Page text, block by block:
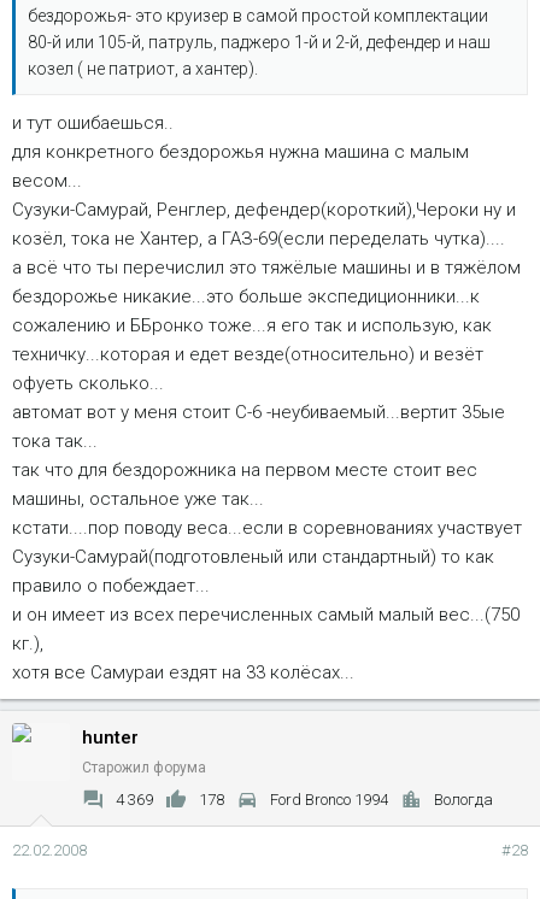
бездорожья- это круизер в самой простой комплектации
80-й или 105-й, патруль, паджеро 1-й и 2-й, дефендер и наш
козел ( не патриот, а хантер).
и тут ошибаешься..
для конкретного бездорожья нужна машина с малым
весом...
Сузуки-Самурай, Ренглер, дефендер(короткий),Чероки ну и
козёл, тока не Хантер, а ГАЗ-69(если переделать чутка)....
а всё что ты перечислил это тяжёлые машины и в тяжёлом
бездорожье никакие...это больше экспедиционники...к
сожалению и ББронко тоже...я его так и использую, как
техничку...которая и едет везде(относительно) и везёт
офуеть сколько...
автомат вот у меня стоит С-6 -неубиваемый...вертит 35ые
тока так...
так что для бездорожника на первом месте стоит вес
машины, остальное уже так...
кстати....пор поводу веса...если в соревнованиях участвует
Сузуки-Самурай(подготовленый или стандартный) то как
правило о побеждает...
и он имеет из всех перечисленных самый малый вес...(750
кг.),
хотя все Самураи ездят на 33 колёсах...
hunter
Старожил форума
4 369 178 Ford Bronco 1994 Вологда
22.02.2008 #28